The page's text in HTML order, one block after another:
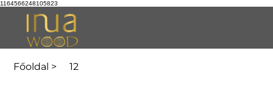
1164566248105823
Főoldal > 12